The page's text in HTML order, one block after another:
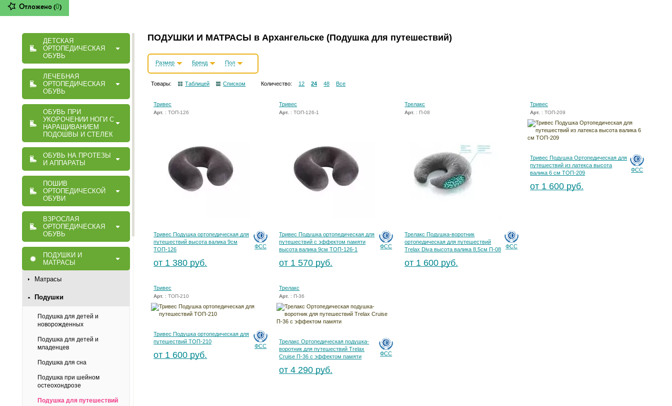
Отложено (0)
ДЕТСКАЯ
ОРТОПЕДИЧЕСКАЯ
ОБУВЬ
ЛЕЧЕБНАЯ
ОРТОПЕДИЧЕСКАЯ
ОБУВЬ
ОБУВЬ ПРИ
УКОРОЧЕНИИ НОГИ С
НАРАЩИВАНИЕМ
ПОДОШВЫ И СТЕЛЕК
ОБУВЬ НА ПРОТЕЗЫ
И АППАРАТЫ
ПОШИВ
ОРТОПЕДИЧЕСКОЙ
ОБУВИ
ВЗРОСЛАЯ
ОРТОПЕДИЧЕСКАЯ
ОБУВЬ
ПОДУШКИ И
МАТРАСЫ
Матрасы
Подушки
Подушка для детей и
новорожденных
Подушка для детей и
младенцев
Подушка для сна
Подушка при шейном
остеохондрозе
Подушка для путешествий
ПОДУШКИ И МАТРАСЫ в Архангельске(Подушка для путешествий)
Размер Бренд Пол
Товары: Таблицей Списком Количество: 12 24 48 Все
Тривес
Арт. : ТОП-126
ФСС
Тривес Подушка ортопедическая для
путешествий высота валика 9см
ТОП-126
от 1 380 руб.
Тривес
Арт. : ТОП-126-1
ФСС
Тривес Подушка ортопедическая для
путешествий с эффектом памяти
высота валика 9см ТОП-126-1
от 1 570 руб.
Трелакс
Арт. : П-08
ФСС
Трелакс Подушка-воротник
ортопедическая для путешествий
Trelax Diva высота валика 8,5см П-08
от 1 600 руб.
Тривес
Арт. : ТОП-209
ФСС
Тривес Подушка Ортопедическая для
путешествий из латекса высота
валика 6 см ТОП-209
от 1 600 руб.
Тривес
Арт. : ТОП-210
ФСС
Тривес Подушка ортопедическая для
путешествий ТОП-210
от 1 600 руб.
Трелакс
Арт. : П-36
ФСС
Трелакс Ортопедическая подушка-
воротник для путешествий Trelax
Cruise П-36 с эффектом памяти
от 4 290 руб.